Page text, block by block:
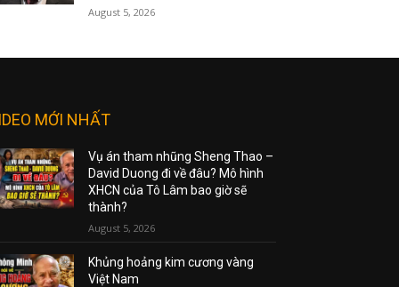
August 5, 2026
MỚI NHẤT
Vụ án tham nhũng Sheng Thao –
David Duong đi về đâu? Mô hình
XHCN của Tô Lâm bao giờ sẽ
thành?
August 5, 2026
Khủng hoảng kim cương vàng
Việt Nam